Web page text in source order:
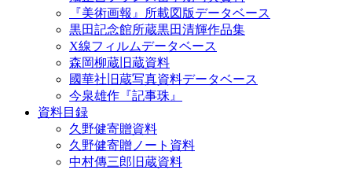
『美術画報』所載図版データベース
黒田記念館所蔵黒田清輝作品集
X線フィルムデータベース
森岡柳蔵旧蔵資料
國華社旧蔵写真資料データベース
今泉雄作『記事珠』
資料目録
久野健寄贈資料
久野健寄贈ノート資料
中村傳三郎旧蔵資料